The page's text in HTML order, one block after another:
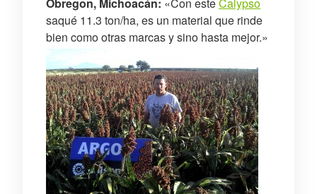
Obregon, Michoacán: «Con esteCalypso
saqué 11.3 ton/ha, es un material que rinde
bien como otras marcas y sino hasta mejor.»